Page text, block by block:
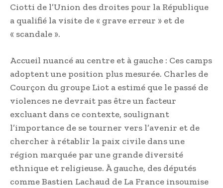
Ciotti de l’Union des droites pour la République
a qualifié la visite de « grave erreur » et de
« scandale ».
Accueil nuancé au centre et à gauche : Ces camps
adoptent une position plus mesurée. Charles de
Courçon du groupe Liot a estimé que le passé de
violences ne devrait pas être un facteur
excluant dans ce contexte, soulignant
l’importance de se tourner vers l’avenir et de
chercher à rétablir la paix civile dans une
région marquée par une grande diversité
ethnique et religieuse. À gauche, des députés
comme Bastien Lachaud de La France insoumise